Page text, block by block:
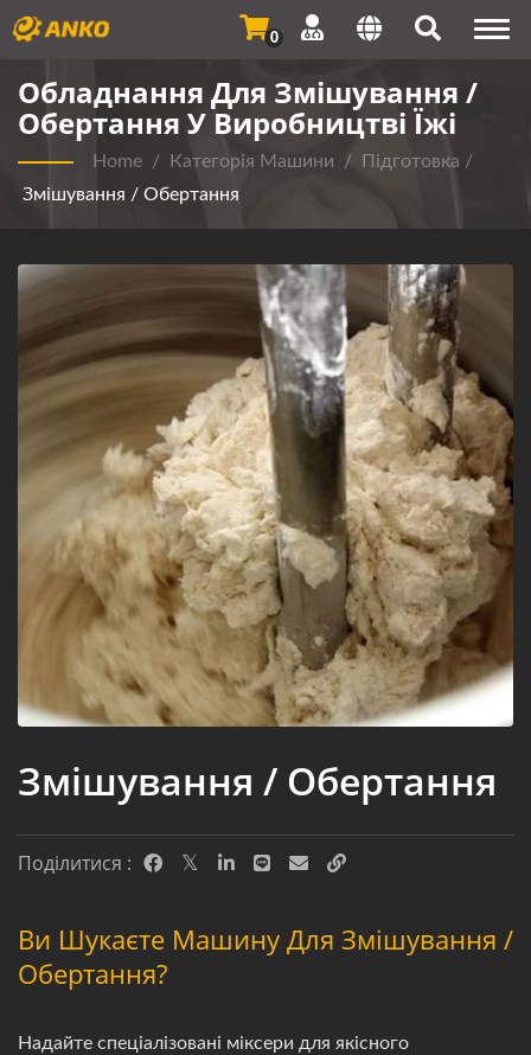
0
Обладнання Для Змішування /
Обертання У Виробництві Їжі
Home / Категорія Машини / Підготовка /
Змішування / Обертання
Змішування / Обертання
Поділитися :
Ви Шукаєте Машину Для Змішування /
Обертання?
Надайте спеціалізовані міксери для якісного